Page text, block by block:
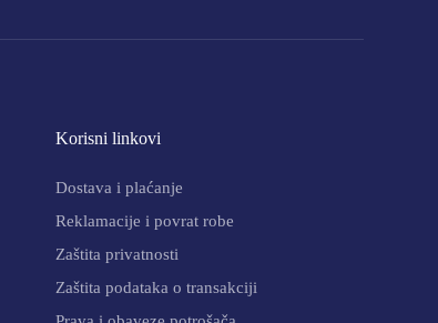
Korisni linkovi
Dostava i plaćanje
Reklamacije i povrat robe
Zaštita privatnosti
Zaštita podataka o transakciji